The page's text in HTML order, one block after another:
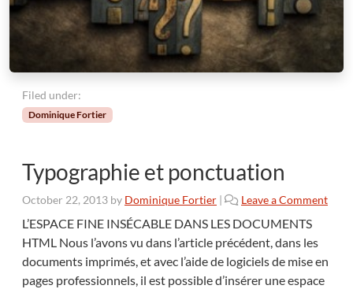
Filed under:
Dominique Fortier
Typographie et ponctuation
October 22, 2013 by Dominique Fortier | Leave a Comment
L’ESPACE FINE INSÉCABLE DANS LES DOCUMENTS
HTML Nous l’avons vu dans l’article précédent, dans les
documents imprimés, et avec l’aide de logiciels de mise en
pages professionnels, il est possible d’insérer une espace